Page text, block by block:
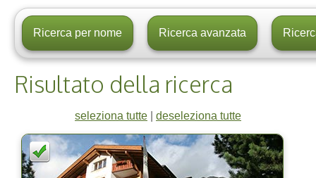
Risultato della ricerca
seleziona tutte deseleziona tutte